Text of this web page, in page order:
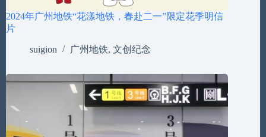
2024年广州地铁“花漾地铁，春赴二一”限定花季明信
片
suigion 广州地铁, 文创纪念